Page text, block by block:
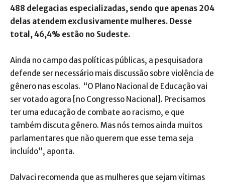
488 delegacias especializadas, sendo que apenas 204
delas atendem exclusivamente mulheres. Desse
total, 46,4% estão no Sudeste.
Ainda no campo das políticas públicas, a pesquisadora
defende ser necessário mais discussão sobre violência de
gênero nas escolas. “O Plano Nacional de Educação vai
ser votado agora [no Congresso Nacional]. Precisamos
ter uma educação de combate ao racismo, e que
também discuta gênero. Mas nós temos ainda muitos
parlamentares que não querem que esse tema seja
incluído”, aponta.
Dalvaci recomenda que as mulheres que sejam vítimas